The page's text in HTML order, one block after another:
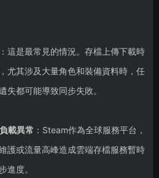
：這是最常見的情況。存檔上傳下載時
尤其涉及大量角色和裝備資料時，任
失都可能導致同步失敗。
載異常 ：Steam作為全球服務平台，
護或流量高峰造成雲端存檔服務暫時
進度。